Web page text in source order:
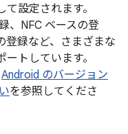
て設定されます。
、NFC ベースの登
登録など、さまざまな
トしています。
Android のバージョン
を参照してくださ